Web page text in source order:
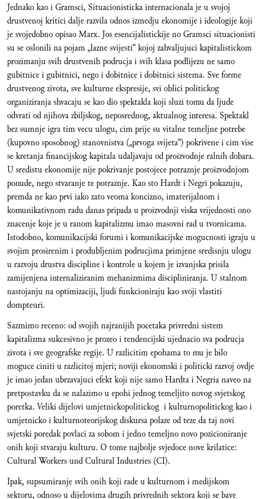
Jednako kao i Gramsci, Situacionisticka internacionala je u svojoj
drustvenoj kritici dalje razvila odnos izmedju ekonomije i ideologije koji
je svojedobno opisao Marx. Jos esencijalistickije no Gramsci situacionisti
su se oslonili na pojam „lazne svijesti“ kojoj zahvaljujuci kapitalistickom
prozimanju svih drustvenih podrucja i svih klasa podlijezu ne samo
gubitnice i gubitnici, nego i dobitnice i dobitnici sistema. Sve forme
drustvenog zivota, sve kulturne ekspresije, svi oblici politickog
organiziranja shvacaju se kao dio spektakla koji sluzi tomu da ljude
odvrati od njihova zbiljskog, neposrednog, aktualnog interesa. Spektakl
bez sumnje igra tim vecu ulogu, cim prije su vitalne temeljne potrebe
(kupovno sposobnog) stanovnistva („prvoga svijeta“) pokrivene i cim vise
se kretanja financijskog kapitala udaljavaju od proizvodnje ralnih dobara.
U sredistu ekonomije nije pokrivanje postojece potraznje proizvodnjom
ponude, nego stvaranje te potraznje. Kao sto Hardt i Negri pokazuju,
premda ne kao prvi iako zato veoma koncizno, imaterijalnom i
komunikativnom radu danas pripada u proizvodnji viska vrijednosti ono
znacenje koje je u ranom kapitalizmu imao masovni rad u tvornicama.
Istodobno, komunikacijski forumi i komunikacijske mogucnosti igraju u
svojim prosirenim i produbljenim podrucjima primjene sredisnju ulogu
u razvoju drustva discipline i kontrole u kojem je izvanjska prisila
zamijenjena internaliziranim mehanizmima discipliniranja. U stalnom
nastojanju na optimizaciji, ljudi funkcioniraju kao svoji vlastiti
dompteuri.
Sazmimo receno: od svojih najranijih pocetaka privredni sistem
kapitalizma sukcesivno je prozeo i tendencijski ujednacio sva podrucja
zivota i sve geografske regije. U razlicitim epohama to mu je bilo
moguce ciniti u razlicitoj mjeri; noviji ekonomski i politicki razvoj ovdje
je imao jedan ubrzavajuci efekt koji nije samo Hardta i Negria naveo na
pretpostavku da se nalazimo u epohi jednog temeljito novog svjetskog
poretka. Veliki dijelovi umjetnickopolitickog i kulturnopolitickog kao i
umjetnicko i kulturnoteorijskog diskursa polaze od teze da taj novi
svjetski poredak povlaci za sobom i jedno temeljno novo pozicioniranje
onih koji stvaraju kulturu. O tome najbolje svjedoce nove krilatice:
Cultural Workers und Cultural Industries (CI).
Ipak, supsumiranje svih onih koji rade u kulturnom i medijskom
sektoru, odnoso u dijelovima drugih privrednih sektora koji se bave